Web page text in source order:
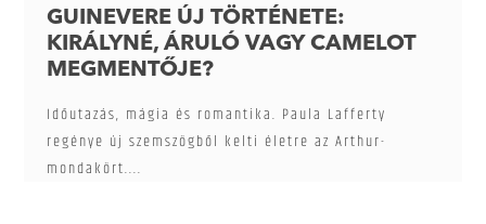
GUINEVERE ÚJ TÖRTÉNETE:
KIRÁLYNÉ, ÁRULÓ VAGY CAMELOT
MEGMENTŐJE?
Időutazás, mágia és romantika. Paula Lafferty
regénye új szemszögből kelti életre az Arthur-
mondakört....